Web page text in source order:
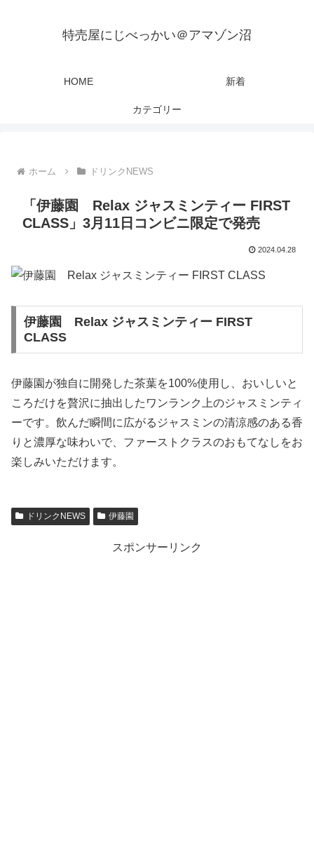
特売屋にじべっかい＠アマゾン沼
HOME 新着
カテゴリー
ホーム ドリンクNEWS
「伊藤園 Relax ジャスミンティー FIRST
CLASS」3月11日コンビニ限定で発売
2024.04.28
伊藤園 Relax ジャスミンティー FIRST
CLASS
伊藤園が独自に開発した茶葉を100%使用し、おいしいと
ころだけを贅沢に抽出したワンランク上のジャスミンティ
ーです。飲んだ瞬間に広がるジャスミンの清涼感のある香
りと濃厚な味わいで、ファーストクラスのおもてなしをお
楽しみいただけます。
ドリンクNEWS 伊藤園
スポンサーリンク